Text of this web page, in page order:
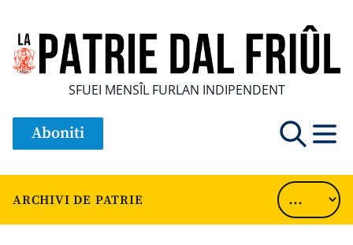
SFUEI MENSÎL FURLAN INDIPENDENT
Aboniti
ARCHIVI DE PATRIE